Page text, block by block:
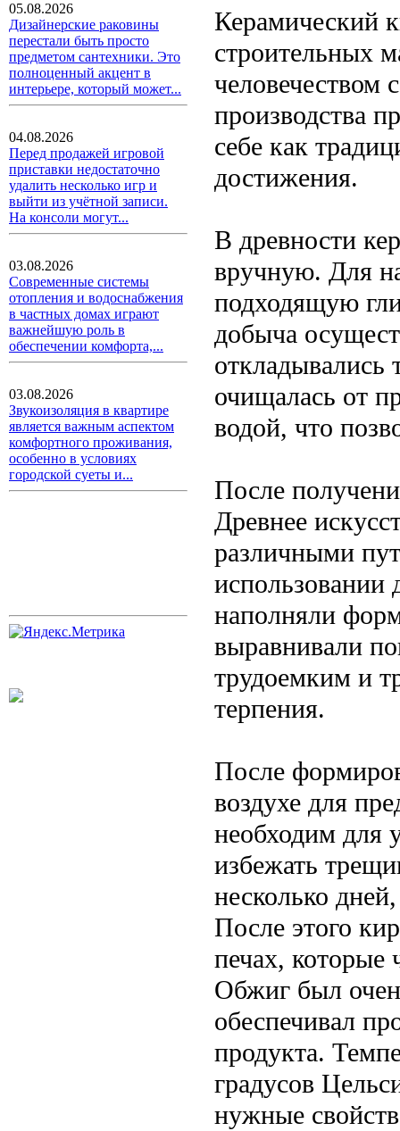
05.08.2026
Дизайнерские раковины
перестали быть просто
предметом сантехники. Это
полноценный акцент в
интерьере, который может...
04.08.2026
Перед продажей игровой
приставки недостаточно
удалить несколько игр и
выйти из учётной записи.
На консоли могут...
03.08.2026
Современные системы
отопления и водоснабжения
в частных домах играют
важнейшую роль в
обеспечении комфорта,...
03.08.2026
Звукоизоляция в квартире
является важным аспектом
комфортного проживания,
особенно в условиях
городской суеты и...
Керамический
строительных
человечеством
производства
себе как
достижения.
В древности
вручную. Для
подходящую
добыча
откладывались
очищалась от
водой, что
После
Древнее
различными
наполняли
выравнивали
трудоемким и
терпения.
После
воздухе для
необходим для
избежать
несколько
После этого
печах,
Обжиг был
обеспечивал
продукта.
градусов
нужные